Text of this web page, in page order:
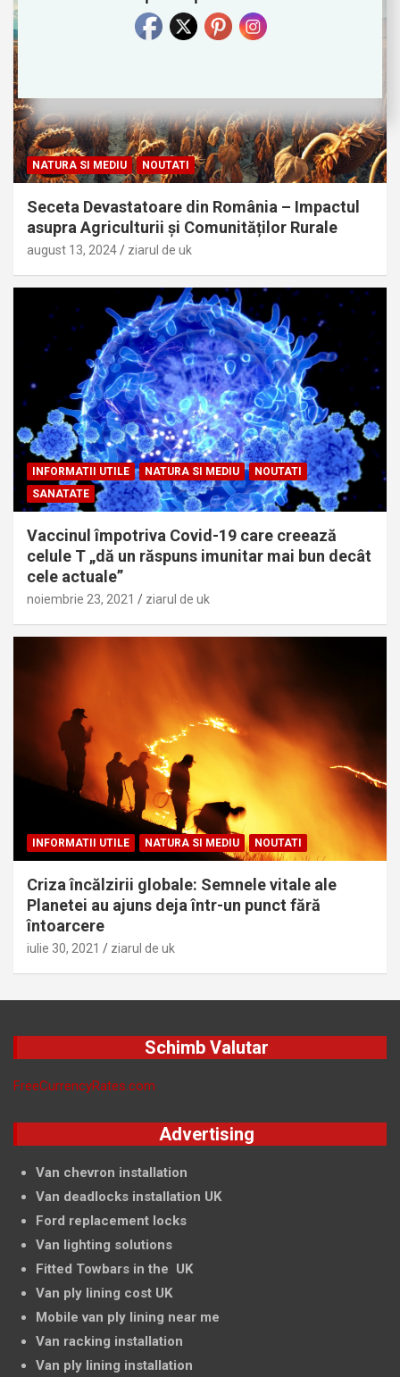
NATURA SI MEDIU NOUTATI
Seceta Devastatoare din România – Impactul
asupra Agriculturii și Comunităților Rurale
august 13, 2024 ziarul de uk
INFORMATII UTILE NATURA SI MEDIU
NOUTATI
SANATATE
Vaccinul împotriva Covid-19 care creează
celule T „dă un răspuns imunitar mai bun decât
cele actuale”
noiembrie 23, 2021 ziarul de uk
INFORMATII UTILE NATURA SI MEDIU NOUTATI
Criza încălzirii globale: Semnele vitale ale
Planetei au ajuns deja într-un punct fără
întoarcere
iulie 30, 2021 ziarul de uk
Schimb Valutar
FreeCurrencyRates.com
Advertising
Van chevron installation
Van deadlocks installation UK
Ford replacement locks
Van lighting solutions
Fitted Towbars in the UK
Van ply lining cost UK
Mobile van ply lining near me
Van racking installation
Van ply lining installation